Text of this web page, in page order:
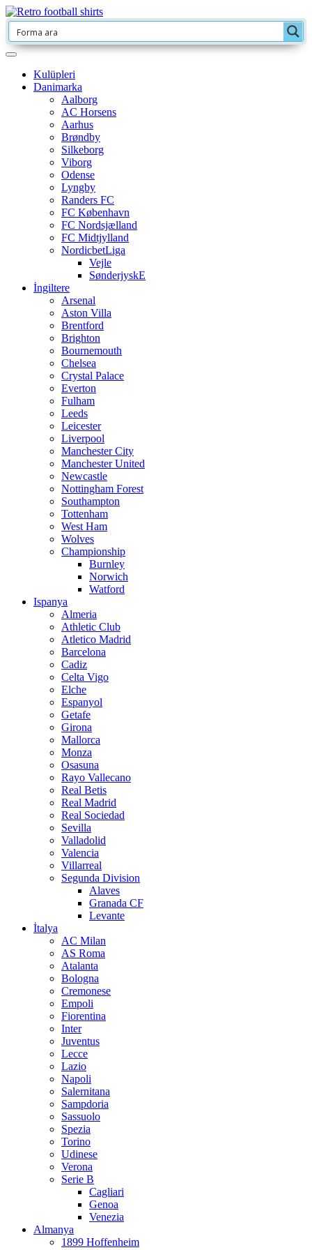
Kulüpleri
Danimarka
Aalborg
AC Horsens
Aarhus
Brøndby
Silkeborg
Viborg
Odense
Lyngby
Randers FC
FC København
FC Nordsjælland
FC Midtjylland
NordicbetLiga
Vejle
SønderjyskE
İngiltere
Arsenal
Aston Villa
Brentford
Brighton
Bournemouth
Chelsea
Crystal Palace
Everton
Fulham
Leeds
Leicester
Liverpool
Manchester City
Manchester United
Newcastle
Nottingham Forest
Southampton
Tottenham
West Ham
Wolves
Championship
Burnley
Norwich
Watford
Ispanya
Almeria
Athletic Club
Atletico Madrid
Barcelona
Cadiz
Celta Vigo
Elche
Espanyol
Getafe
Girona
Mallorca
Monza
Osasuna
Rayo Vallecano
Real Betis
Real Madrid
Real Sociedad
Sevilla
Valladolid
Valencia
Villarreal
Segunda Division
Alaves
Granada CF
Levante
İtalya
AC Milan
AS Roma
Atalanta
Bologna
Cremonese
Empoli
Fiorentina
Inter
Juventus
Lecce
Lazio
Napoli
Salernitana
Sampdoria
Sassuolo
Spezia
Torino
Udinese
Verona
Serie B
Cagliari
Genoa
Venezia
Almanya
1899 Hoffenheim